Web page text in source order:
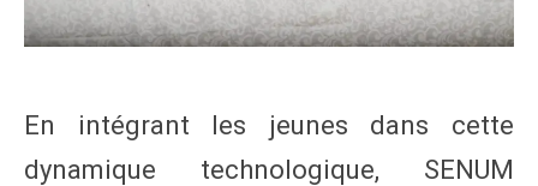
En intégrant les jeunes dans cette
dynamique technologique, SENUM